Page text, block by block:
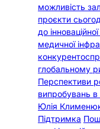
можливість
проєкти
до
медичної
глобальному
Перспективи
випробувань в
Юлія
Підтримка